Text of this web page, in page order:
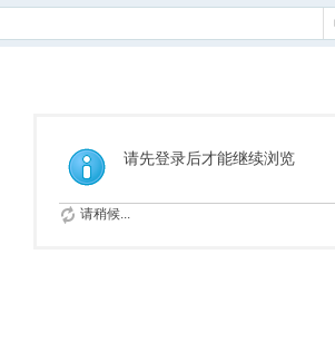
请先登录后才能继续浏览
请稍候...